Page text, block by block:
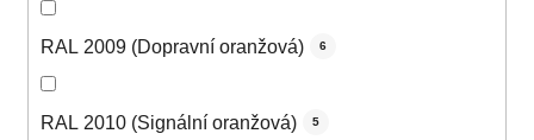
RAL 2009 (Dopravní oranžová) 6
RAL 2010 (Signální oranžová) 5